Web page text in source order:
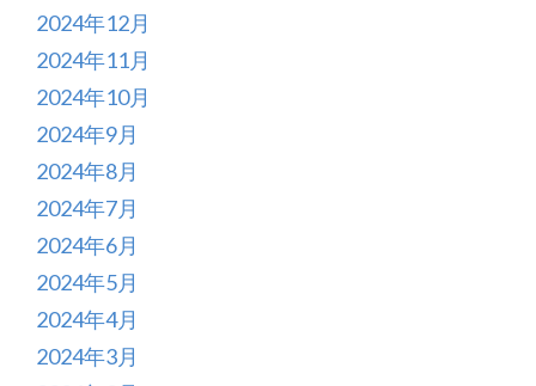
2024年12月
2024年11月
2024年10月
2024年9月
2024年8月
2024年7月
2024年6月
2024年5月
2024年4月
2024年3月